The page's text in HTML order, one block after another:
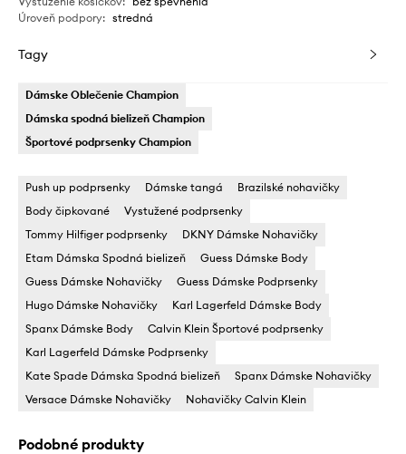
Úroveň podpory: stredná
Tagy
Dámske Oblečenie Champion
Dámska spodná bielizeň Champion
Športové podprsenky Champion
Push up podprsenky Dámske tangá
Brazilské nohavičky
Body čipkované
Vystužené podprsenky
Tommy Hilfiger podprsenky
DKNY Dámske Nohavičky
Etam Dámska Spodná bielizeň
Guess Dámske Body
Guess Dámske Nohavičky
Guess Dámske Podprsenky
Hugo Dámske Nohavičky
Karl Lagerfeld Dámske Body
Spanx Dámske Body
Calvin Klein Športové podprsenky
Karl Lagerfeld Dámske Podprsenky
Kate Spade Dámska Spodná bielizeň
Spanx Dámske Nohavičky
Versace Dámske Nohavičky
Nohavičky Calvin Klein
Podobné produkty